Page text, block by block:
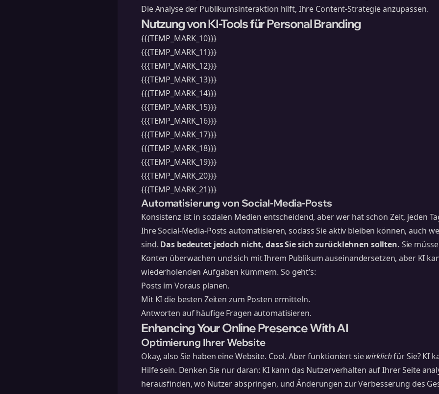
Die Analyse der Publikumsinteraktion hilft, Ihre Content-Strategie anzupassen.
Nutzung von KI-Tools für Personal Branding
{{{TEMP_MARK_10}}}
{{{TEMP_MARK_11}}}
{{{TEMP_MARK_12}}}
{{{TEMP_MARK_13}}}
{{{TEMP_MARK_14}}}
{{{TEMP_MARK_15}}}
{{{TEMP_MARK_16}}}
{{{TEMP_MARK_17}}}
{{{TEMP_MARK_18}}}
{{{TEMP_MARK_19}}}
{{{TEMP_MARK_20}}}
{{{TEMP_MARK_21}}}
Automatisierung von Social-Media-Posts
Konsistenz ist in sozialen Medien entscheidend, aber wer hat schon Zeit, jeden
Ihre Social-Media-Posts automatisieren, sodass Sie aktiv bleiben können, auch
sind. Das bedeutet jedoch nicht, dass Sie sich zurücklehnen sollten. Sie
Konten überwachen und sich mit Ihrem Publikum auseinandersetzen, aber KI
wiederholenden Aufgaben kümmern. So geht’s:
Posts im Voraus planen.
Mit KI die besten Zeiten zum Posten ermitteln.
Antworten auf häufige Fragen automatisieren.
Enhancing Your Online Presence With AI
Optimierung Ihrer Website
Okay, also Sie haben eine Website. Cool. Aber funktioniert siewirklichfür Sie? KI
Hilfe sein. Denken Sie nur daran: KI kann das Nutzerverhalten auf Ihrer Seite
herausfinden, wo Nutzer abspringen, und Änderungen zur Verbesserung des